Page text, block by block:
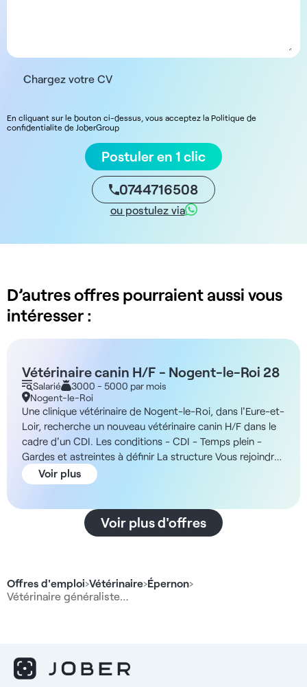
Offres d'emploi›Vétérinaire›Épernon›
Vétérinaire généraliste…
Chargez votre CV
En cliquant sur le bouton ci-dessus, vous acceptez la Politique de
confidentialite de JoberGroup
Postuler en 1 clic
0744716508
ou postulez via
D’autres offres pourraient aussi vous
intéresser :
Vétérinaire canin H/F - Nogent-le-Roi 28
Salarié
3000 - 5000 par mois
Nogent-le-Roi
Une clinique vétérinaire de Nogent-le-Roi, dans l'Eure-et-
Loir, recherche un nouveau vétérinaire canin H/F dans le
cadre d'un CDI. Les conditions - CDI - Temps plein -
Gardes et astreintes à définir La structure Vous rejoindrez
une clinique vétérinaire généraliste implantée à Nogent-
le-Roi, à proximité de Chartres et accessible en environ
avec et son équipe est composée de trois vétérinaires et
trois ASV répartis sur deux sites dont un plateau principal
Emploi du temps flexible - Prise en charge de
l’habilitation sanitaire si nécessaire - Stationnement
facile et accès aux transports à proximité - Salle de
Anesthésie gazeuse - Radiographie numérique -
Échographie - Laboratoire d'analyses complet -
Voir plus
Voir plus d'offres